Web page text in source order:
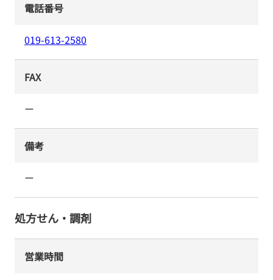
電話番号
019-613-2580
FAX
ー
備考
ー
処方せん・調剤
営業時間